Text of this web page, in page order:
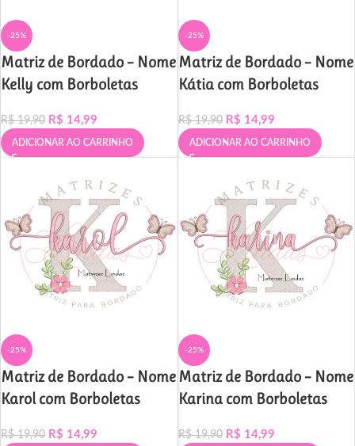
-25%
Matriz de Bordado – Nome
Kelly com Borboletas
R$19,90 R$ 14,99
ADICIONAR AO CARRINHO
-25%
Matriz de Bordado – Nome
Kátia com Borboletas
R$19,90 R$ 14,99
ADICIONAR AO CARRINHO
-25%
Matriz de Bordado – Nome
Karol com Borboletas
R$19,90 R$ 14,99
-25%
Matriz de Bordado – Nome
Karina com Borboletas
R$19,90 R$ 14,99